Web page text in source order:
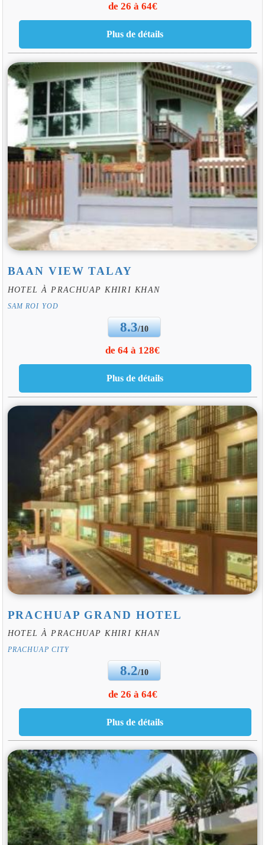
de 26 à 64€
BAAN VIEW TALAY
HOTEL À PRACHUAP KHIRI KHAN
SAM ROI YOD
8.3/10
de 64 à 128€
PRACHUAP GRAND HOTEL
HOTEL À PRACHUAP KHIRI KHAN
PRACHUAP CITY
8.2/10
de 26 à 64€